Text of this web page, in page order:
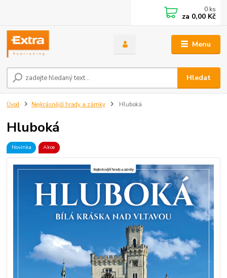
Menu
Hledat
0 ks
za 0,00 Kč
Úvod Nejkrásnější hrady a zámky Hluboká
Hluboká
Novinka Akce